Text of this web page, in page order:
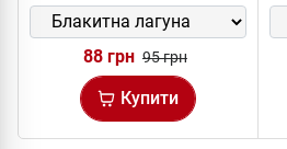
88 грн 95 грн
Купити